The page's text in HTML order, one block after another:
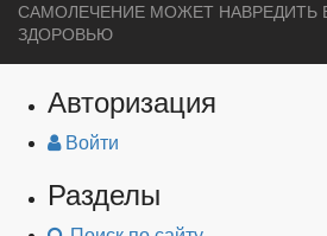
САМОЛЕЧЕНИЕ МОЖЕТ НАВРЕДИТЬ
ЗДОРОВЬЮ
Авторизация
Войти
Разделы